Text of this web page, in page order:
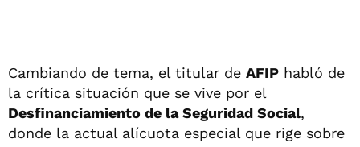
Cambiando de tema, el titular de AFIP habló de
la crítica situación que se vive por el
Desfinanciamiento de la Seguridad Social,
donde la actual alícuota especial que rige sobre